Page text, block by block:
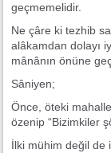
geçmemelidir.
Ne çâre ki tezhib
alâkamdan dolayı
mânânın önüne
Sâniyen;
Önce, öteki
özenip “Bizimkiler
İlki mühim değil de